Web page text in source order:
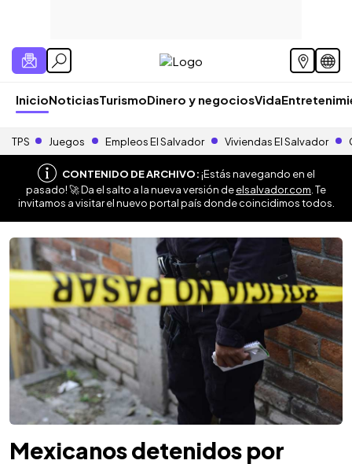
InicioNoticiasTurismoDinero y negociosVida
TPS Juegos Empleos El Salvador Viviendas El Salvador
CONTENIDO DE ARCHIVO:¡Estás navegando en el
pasado! 🚀 Da el salto a la nueva versión deelsalvador.com . Te
invitamos a visitar el nuevo portal país donde coincidimos todos.
Mexicanos detenidos por